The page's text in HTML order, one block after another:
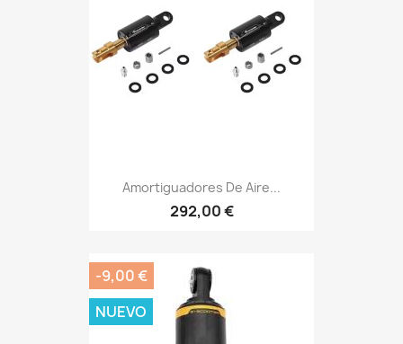
Amortiguadores De Aire...
292,00 €
-9,00 €
NUEVO